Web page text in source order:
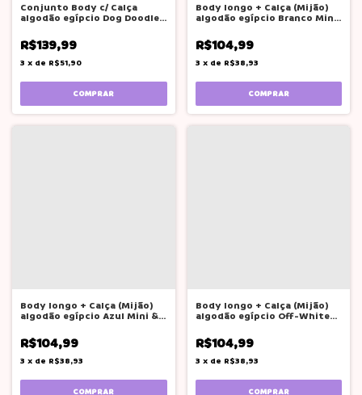
Conjunto Body c/ Calça
algodão egípcio Dog Doodle
R$139,99
3 x de R$51,90
COMPRAR
Body longo + Calça (Mijão)
algodão egípcio Branco Mini
R$104,99
3 x de R$38,93
COMPRAR
Body longo + Calça (Mijão)
algodão egípcio Azul Mini &
R$104,99
3 x de R$38,93
COMPRAR
Body longo + Calça (Mijão)
algodão egípcio Off-White
R$104,99
3 x de R$38,93
COMPRAR